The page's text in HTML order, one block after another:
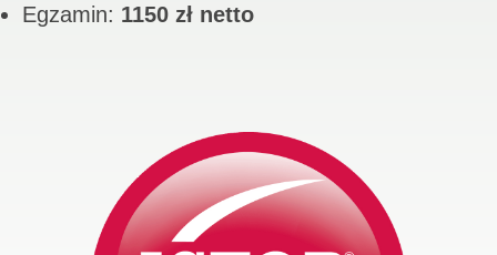
Egzamin: 1150 zł netto